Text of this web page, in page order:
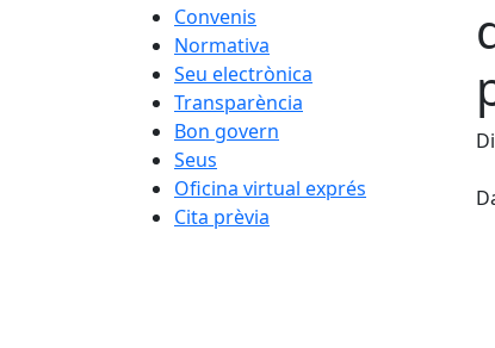
Convenis
Normativa
Seu electrònica
Transparència
Bon govern
Seus
Oficina virtual exprés
Cita prèvia